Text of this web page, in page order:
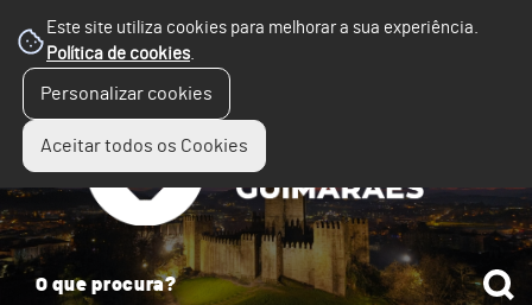
Este site utiliza cookies para melhorar a sua experiência.
Política de cookies.
Personalizar cookies
Aceitar todos os Cookies